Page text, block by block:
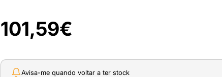
101,59€
Avisa-me quando voltar a ter stock